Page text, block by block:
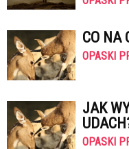
CO NA
OPASKI
JAK
OPASKI